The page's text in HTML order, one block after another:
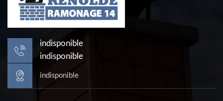
indisponible
indisponible
indisponible